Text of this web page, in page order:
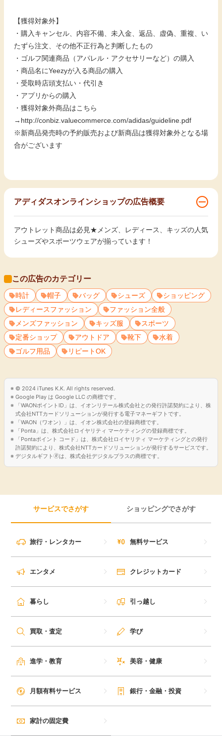
【獲得対象外】
・購入キャンセル、内容不備、未入金、返品、虚偽、重複、い
たずら注文、その他不正行為と判断したもの
・ゴルフ関連商品（アパレル・アクセサリーなど）の購入
・商品名にYeezyが入る商品の購入
・受取時店頭支払い・代引き
・アプリからの購入
・獲得対象外商品はこちら
→ http://conbiz.valuecommerce.com/adidas/guideline.pdf
※新商品発売時の予約販売および新商品は獲得対象外となる場
合がございます
アディダスオンラインショップの広告概要
アウトレット商品は必見★メンズ、レディース、キッズの人気
シューズやスポーツウェアが揃っています！
この広告のカテゴリー
時計 帽子 バッグ シューズ
ショッピング
レディースファッション
ファッション全般
メンズファッション
キッズ服
スポーツ
定番ショップ
アウトドア 靴下
水着
ゴルフ用品
リピートOK
© 2024 iTunes K.K. All rights reserved.
Google Play は Google LLC の商標です。
「WAONポイントID」は、イオンリテール株式会社との発行許諾契約により、株
式会社NTTカードソリューションが発行する電子マネーギフトです。
「WAON（ワオン）」は、イオン株式会社の登録商標です。
「Ponta」は、株式会社ロイヤリティ マーケティングの登録商標です。
「Pontaポイント コード」は、株式会社ロイヤリティ マーケティングとの発行
許諾契約により、株式会社NTTカードソリューションが発行するサービスです。
デジタルギフト🄬は、株式会社デジタルプラスの商標です。
サービスでさがす ショッピングでさがす
旅行・レンタカー 無料サービス
エンタメ クレジットカード
暮らし 引っ越し
買取・査定 学び
進学・教育 美容・健康
月額有料サービス 銀行・金融・投資
家計の固定費